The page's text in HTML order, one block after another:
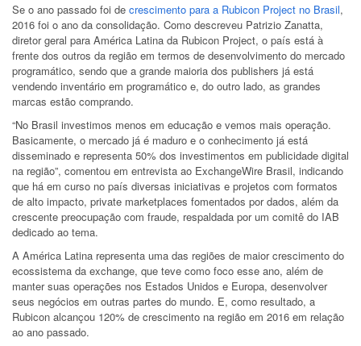
Se o ano passado foi de crescimento para a Rubicon Project no Brasil,
2016 foi o ano da consolidação. Como descreveu Patrizio Zanatta,
diretor geral para América Latina da Rubicon Project, o país está à
frente dos outros da região em termos de desenvolvimento do mercado
programático, sendo que a grande maioria dos publishers já está
vendendo inventário em programático e, do outro lado, as grandes
marcas estão comprando.
“No Brasil investimos menos em educação e vemos mais operação.
Basicamente, o mercado já é maduro e o conhecimento já está
disseminado e representa 50% dos investimentos em publicidade digital
na região”, comentou em entrevista ao ExchangeWire Brasil, indicando
que há em curso no país diversas iniciativas e projetos com formatos
de alto impacto, private marketplaces fomentados por dados, além da
crescente preocupação com fraude, respaldada por um comitê do IAB
dedicado ao tema.
A América Latina representa uma das regiões de maior crescimento do
ecossistema da exchange, que teve como foco esse ano, além de
manter suas operações nos Estados Unidos e Europa, desenvolver
seus negócios em outras partes do mundo. E, como resultado, a
Rubicon alcançou 120% de crescimento na região em 2016 em relação
ao ano passado.